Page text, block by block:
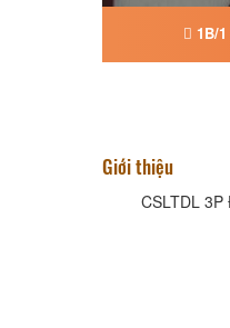
1B/
Giới thiệu
CSLTDL 3P